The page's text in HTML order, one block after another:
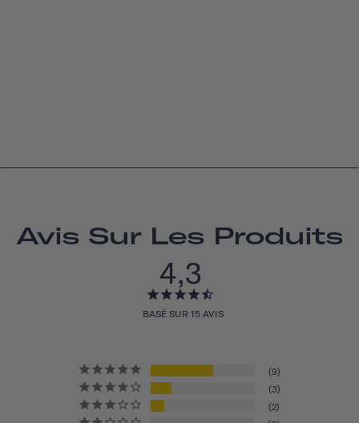
Avis Sur Les Produits
4,3
BASÉ SUR 15 AVIS
9
3
2